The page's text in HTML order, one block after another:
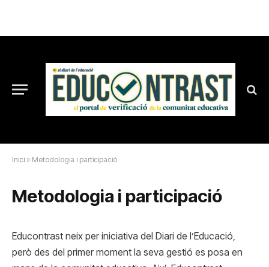
Inici » Metodologia i participació
Metodologia i participació
Educontrast neix per iniciativa del Diari de l’Educació,
però des del primer moment la seva gestió es posa en